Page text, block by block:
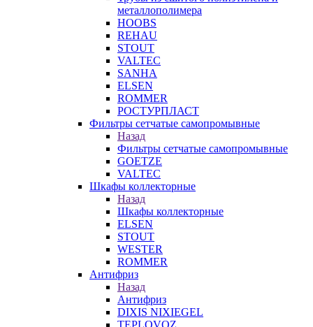
металлополимера
HOOBS
REHAU
STOUT
VALTEC
SANHA
ELSEN
ROMMER
РОСТУРПЛАСТ
Фильтры сетчатые самопромывные
Назад
Фильтры сетчатые самопромывные
GOETZE
VALTEC
Шкафы коллекторные
Назад
Шкафы коллекторные
ELSEN
STOUT
WESTER
ROMMER
Антифриз
Назад
Антифриз
DIXIS NIXIEGEL
TEPLOVOZ